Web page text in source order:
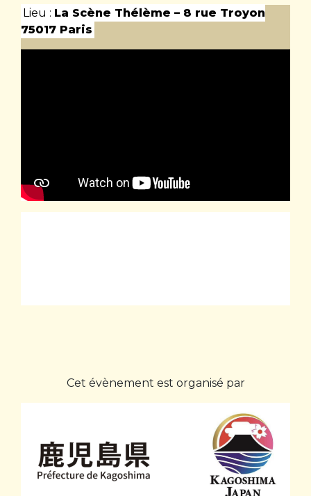
Lieu : La Scène Thélème – 8 rue Troyon
75017 Paris
Cet évènement est organisé par